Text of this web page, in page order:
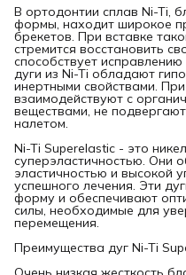
В ортодонтии сплав Ni-Ti,
формы, находит широкое
брекетов. При вставке
стремится восстановить
способствует
дуги из Ni-Ti обладают
инертными свойствами.
взаимодействуют с
веществами, не
налетом.
Ni-Ti Superelastic - это
суперэластичностью. Они
эластичностью и высокой
успешного лечения. Эти
форму и обеспечивают
силы, необходимые для
перемещения.
Преимущества дуг Ni-Ti